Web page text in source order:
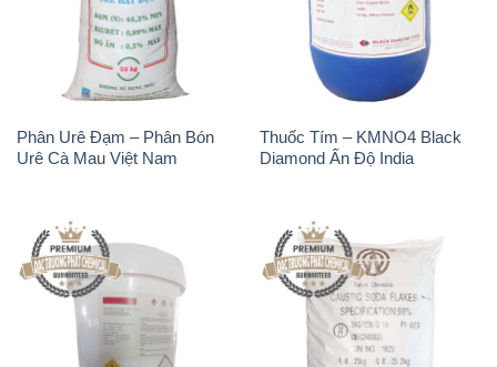
Phân Urê Đạm – Phân Bón
Urê Cà Mau Việt Nam
Thuốc Tím – KMNO4 Black
Diamond Ấn Độ India